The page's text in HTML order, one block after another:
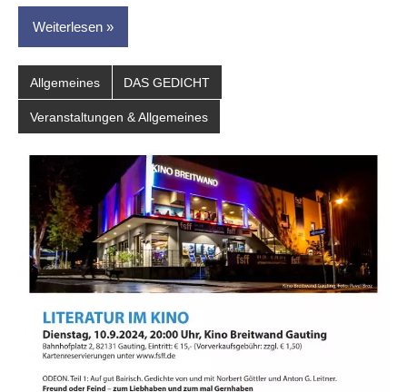
Weiterlesen
Allgemeines DAS GEDICHT
Veranstaltungen & Allgemeines